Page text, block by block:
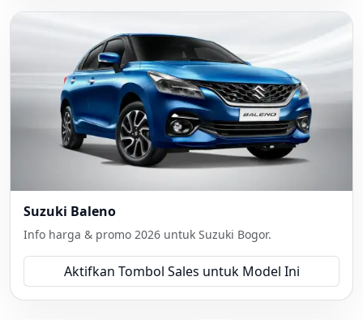
Suzuki Baleno
Info harga & promo 2026 untuk Suzuki Bogor.
Aktifkan Tombol Sales untuk Model Ini